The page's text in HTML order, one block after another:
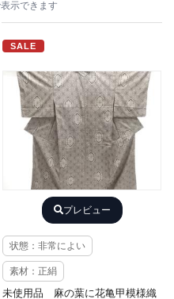
示できます
SALE
プレビュー
状態：非常によい
素材：正絹
未使用品 麻の葉に花亀甲模様織